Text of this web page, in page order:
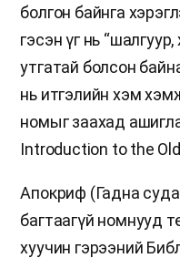
болгон байнга
гэсэн үг нь
утгатай болсон
нь итгэлийн хэм
номыг заахад
Introduction to the
Апокриф (Гадна
багтаагүй номнууд
хуучин гэрээний